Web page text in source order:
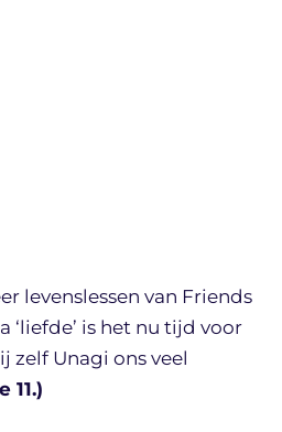
levenslessen van Friends
‘liefde’ is het nu tijd voor
zelf Unagi ons veel
11.)